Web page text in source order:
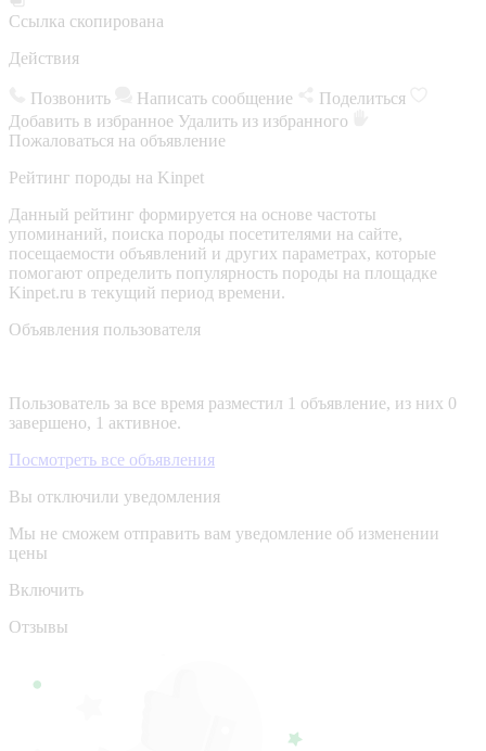
Ссылка скопирована
Действия
Позвонить Написать сообщение
Поделиться
Добавить в избранное Удалить из избранного
Пожаловаться на объявление
Рейтинг породы на Kinpet
Данный рейтинг формируется на основе частоты
упоминаний, поиска породы посетителями на сайте,
посещаемости объявлений и других параметрах, которые
помогают определить популярность породы на площадке
Kinpet.ru в текущий период времени.
Объявления пользователя
Пользователь за все время разместил 1 объявление, из них 0
завершено, 1 активное.
Посмотреть все объявления
Вы отключили уведомления
Мы не сможем отправить вам уведомление об изменении
цены
Включить
Отзывы